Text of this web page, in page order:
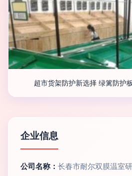
超市货架防护新选择 绿篱防护
企业信息
公司名称： 长春市耐尔双膜温室